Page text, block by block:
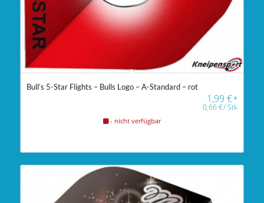
Bull’s 5-Star Flights – Bulls Logo – A-Standard – rot
1,99€*
0,66€/Stk
- nicht verfügbar